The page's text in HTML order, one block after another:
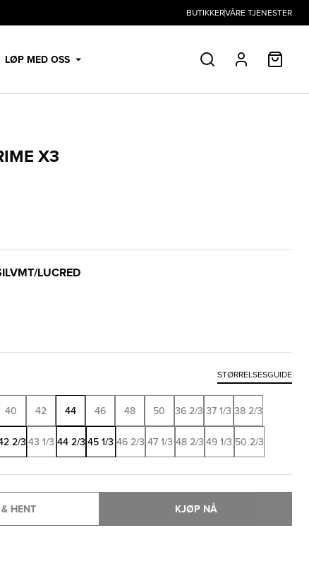
BUTIKKERVÅRE TJENESTER
LØP MED OSS SØK PROFIL
X3
LUCRED
STØRRELSESGUIDE
40 42 44 46 48 50 36 2/3 37 1/3 38 2/3
2/343 1/3 44 2/345 1/3 46 2/3 47 1/3 48 2/3 49 1/3 50 2/3
HENT KJØP NÅ